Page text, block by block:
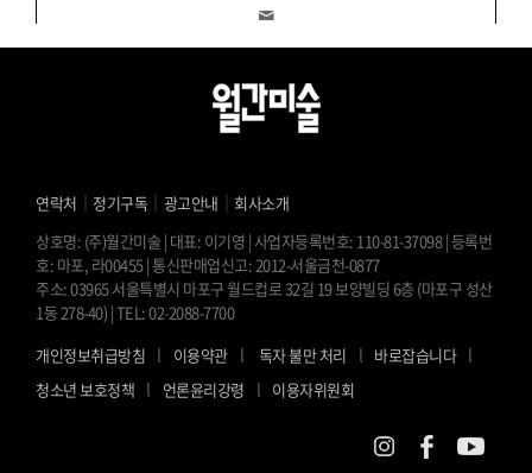
연락처 ｜ 정기구독 ｜ 광고안내 ｜ 회사소개
상호명: (주)월간미술 | 대표: 이기영 | 사업자등록번호: 110-81-37098 | 등록번
호: 마포, 라00455 | 통신판매업신고: 2012-서울금천-0877
주소: 03965 서울특별시 마포구 월드컵로 32길 19 보양빌딩 6층 (마포구 성산
1동 278-40) | TEL: 02-2088-7700
개인정보취급방침 l 이용약관 l 독자 불만 처리 l 바로잡습니다 l
청소년 보호정책 l 언론윤리강령 l 이용자위원회